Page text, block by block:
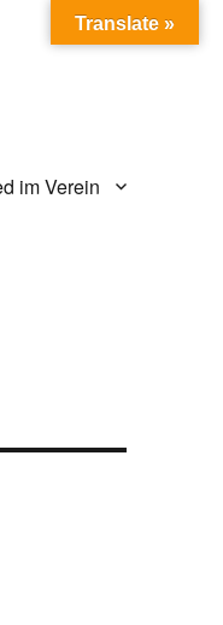
im Verein
Translate »